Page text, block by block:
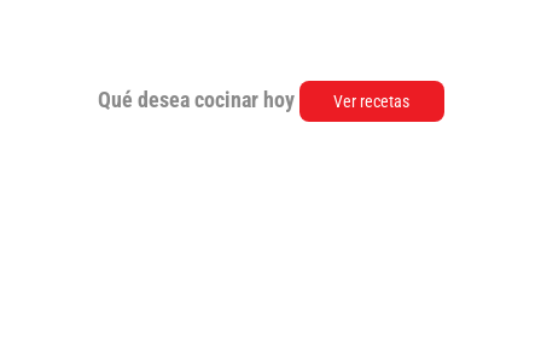
Qué desea cocinar hoy Ver recetas